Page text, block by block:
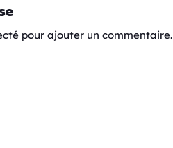
pour ajouter un commentaire.